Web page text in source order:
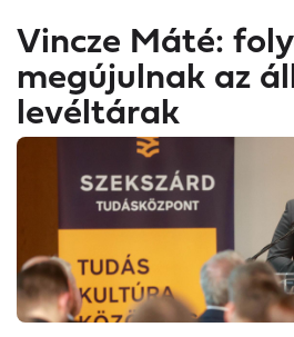
Vincze Máté:
megújulnak az
levéltárak